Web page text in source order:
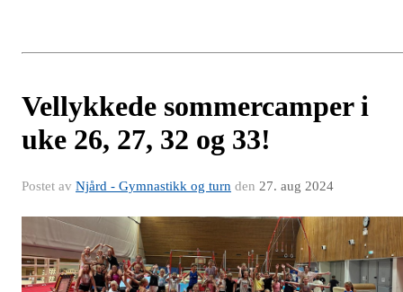
Vellykkede sommercamper i
uke 26, 27, 32 og 33!
Postet av Njård - Gymnastikk og turn den 27. aug 2024